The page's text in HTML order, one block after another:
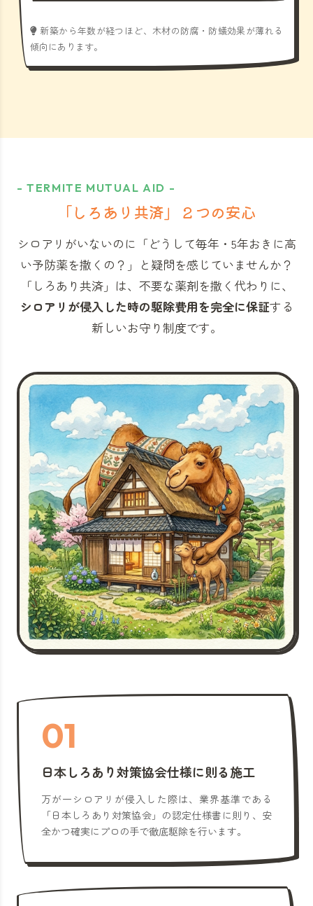
新築から年数が経つほど、木材の防腐・防蟻効果が薄れる
傾向にあります。
- TERMITE MUTUAL AID -
「しろあり共済」 ２つの安心
シロアリがいないのに「どうして毎年・5年おきに高
い予防薬を撒くの？」と 疑問を感じていませんか？
「しろあり共済」 は、不要な薬剤を撒く代わりに、
シロアリが侵入した時の駆除費用を完全に保証する
新しいお守り制度です。
01
日本しろあり対策協会仕様に則る施工
万が一シロアリが侵入した際は、業界基準である
「日本しろあり対策協会」の認定仕様書に則り、安
全かつ確実にプロの手で徹底駆除を行います。